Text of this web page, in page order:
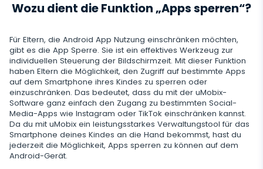
Anruflisten
Text Message Tracker
GPS-Standorte
Keylogger
Einstellungen für die Fernsteuerung
Automatisches Update
Messaging-Anwendungen
Messaging-Anwendungen
Whatsapp
Facebook Messenger
Zoom
Viber
Telegram
Soziale Medien
Soziale Medien
Facebook
Instagram
Snapchat
Medien
Foto- und Video-Tracker
Internet
Aufzeichnung der Browsernutzung
Streaming
Wozu dient die Funktion „Apps sperren“?
Für Eltern, die Android App Nutzung einschränken möchten,
gibt es die App Sperre. Sie ist ein effektives Werkzeug zur
individuellen Steuerung der Bildschirmzeit. Mit dieser Funktion
haben Eltern die Möglichkeit, den Zugriff auf bestimmte Apps
auf dem Smartphone ihres Kindes zu sperren oder
einzuschränken. Das bedeutet, dass du mit der uMobix-
Software ganz einfach den Zugang zu bestimmten Social-
Media-Apps wie Instagram oder TikTok einschränken kannst.
Da du mit uMobix ein leistungsstarkes Verwaltungstool für das
Smartphone deines Kindes an die Hand bekommst, hast du
jederzeit die Möglichkeit, Apps sperren zu können auf dem
Android-Gerät.